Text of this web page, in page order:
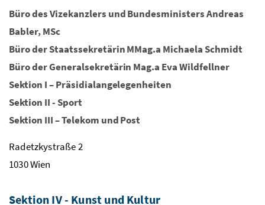
Büro des Vizekanzlers und Bundesministers Andreas
Babler, MSc
Büro der Staatssekretärin MMag.a Michaela Schmidt
Büro der Generalsekretärin Mag.a Eva Wildfellner
Sektion I – Präsidialangelegenheiten
Sektion II - Sport
Sektion III – Telekom und Post
Radetzkystraße 2
1030 Wien
Sektion IV - Kunst und Kultur